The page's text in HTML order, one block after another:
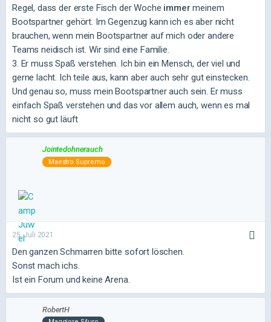
Regel, dass der erste Fisch der Woche immer meinem
Bootspartner gehört. Im Gegenzug kann ich es aber nicht
brauchen, wenn mein Bootspartner auf mich oder andere
Teams neidisch ist. Wir sind eine Familie.
3. Er muss Spaß verstehen. Ich bin ein Mensch, der viel und
gerne lacht. Ich teile aus, kann aber auch sehr gut einstecken.
Und genau so, muss mein Bootspartner auch sein. Er muss
einfach Spaß verstehen und das vor allem auch, wenn es mal
nicht so gut läuft
Jointedohnerauch
Maestro Supremo
25. Juli 2021
Den ganzen Schmarren bitte sofort löschen.
Sonst mach ichs.
Ist ein Forum und keine Arena.
RobertH